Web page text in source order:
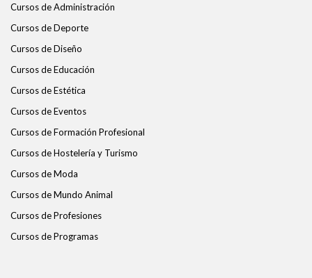
Cursos de Administración
Cursos de Deporte
Cursos de Diseño
Cursos de Educación
Cursos de Estética
Cursos de Eventos
Cursos de Formación Profesional
Cursos de Hostelería y Turismo
Cursos de Moda
Cursos de Mundo Animal
Cursos de Profesiones
Cursos de Programas